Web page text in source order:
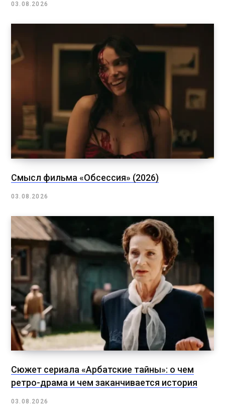
03.08.2026
Смысл фильма «Обсессия» (2026)
03.08.2026
Сюжет сериала «Арбатские тайны»: о чем
ретро-драма и чем заканчивается история
03.08.2026